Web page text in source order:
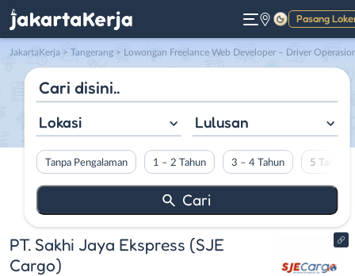
Pasang
Gelap
JakartaKerja > Tangerang > Lowongan Freelance Web Developer – Driver Operasional – Office Boy (OB) – Staff Accounting & Tax – Legal (Full Time/Freelance) di PT. Sakhi Jaya Ekspress (SJE
Lokasi Lulusan
Tanpa Pengalaman 1 – 2 Tahun 3 – 4 Tahun 5 Tahun
PT. Sakhi Jaya Ekspress (SJE
Cargo)